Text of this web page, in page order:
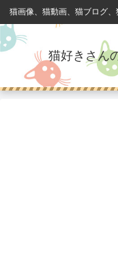
猫画像、猫動画、猫ブログ
猫好きさん